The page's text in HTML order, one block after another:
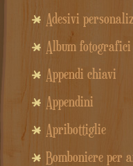
Adesivi
Album fotografici
Appendi chiavi
Appendini
Apribottiglie
Bomboniere per